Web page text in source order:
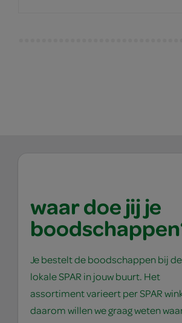
waar doe jij je
Je bestelt de boodschappen bij de
lokale SPAR in jouw buurt. Het
assortiment varieert per SPAR
daarom willen we graag weten